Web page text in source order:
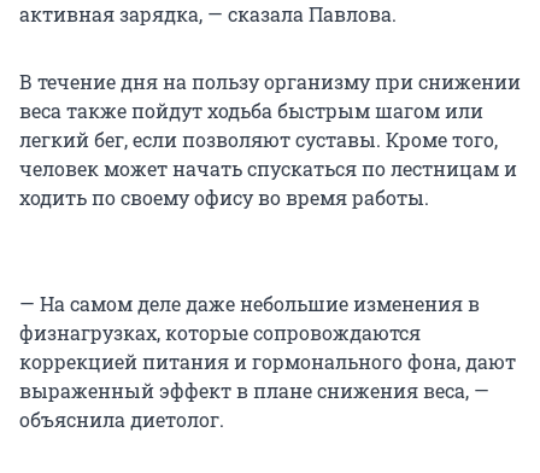
активная зарядка, — сказала Павлова.
В течение дня на пользу организму при снижении
веса также пойдут ходьба быстрым шагом или
легкий бег, если позволяют суставы. Кроме того,
человек может начать спускаться по лестницам и
ходить по своему офису во время работы.
— На самом деле даже небольшие изменения в
физнагрузках, которые сопровождаются
коррекцией питания и гормонального фона, дают
выраженный эффект в плане снижения веса, —
объяснила диетолог.